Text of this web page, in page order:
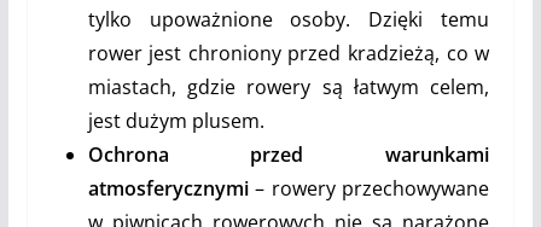
tylko upoważnione osoby. Dzięki temu
rower jest chroniony przed kradzieżą, co w
miastach, gdzie rowery są łatwym celem,
jest dużym plusem.
Ochrona przed warunkami
atmosferycznymi– rowery przechowywane